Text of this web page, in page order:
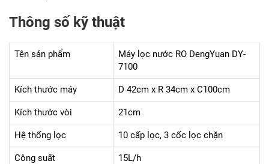
Thông số kỹ thuật
Tên sản phẩm
Máy lọc nước RO DengYuan DY-
7100
Kích thước máy D 42cm x R 34cm x C100cm
Kích thước vòi 21cm
Hệ thống lọc 10 cấp lọc, 3 cốc lọc chặn
Công suất 15L/h